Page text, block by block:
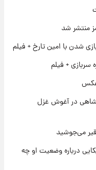
۱۵ مرداد ۱۴۰۵
برای سه دهک؛ جزئیات اعلام
سایپا اعلام شد؛
سهند و ساینا با اقساط
منتشر شد
شدن با امین تارخ + فیلم
سربازی + فیلم
عکس
در آغوش غزل
می‌جوشید
درباره وضعیت او چه